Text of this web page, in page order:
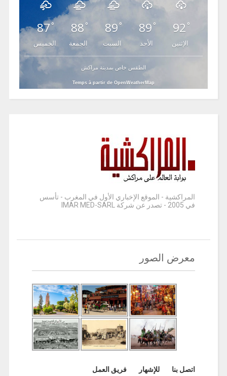
87°
الخميس
88 °
الجمعة
89°
السبت
89 °
الأحد
92 °
الإثنين
الطقس خاص بمدينة مراكش
Temps à partir de OpenWeatherMap
المراكشية - الموقع الإخباري الأول في المغرب - تأسس
في 2005 - تصدر عن شركة IMAR MED-SARL
معرض الصور
اتصل بنا للإشهار فريق العمل